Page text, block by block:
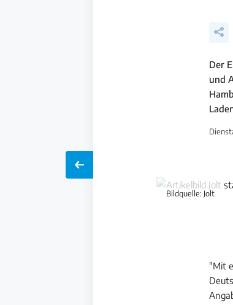
Der
und
Bildquelle: Jolt
"Mit